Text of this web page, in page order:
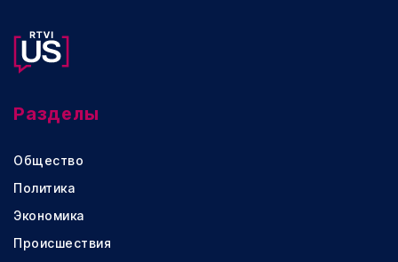
Разделы
Общество
Политика
Экономика
Происшествия